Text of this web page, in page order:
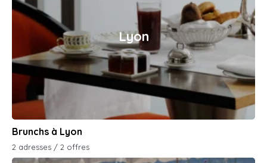
Lyon
Brunchs à Lyon
2 adresses / 2 offres